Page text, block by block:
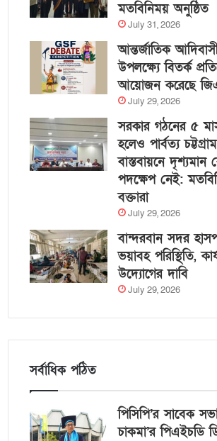
মতবিনিময় অনুষ্ঠিত
July 31, 2026
আন্তর্জাতিক
উপলক্ষ্যে বিতর্ক
আয়োজন করেছে
July 29, 2026
সরকার গঠনের ৫
হলেও পার্বত্য
বাস্তবায়নে
পদক্ষেপ নেই:
বক্তারা
July 29, 2026
বান্দরবান সদর
ভয়াবহ পরিস্থিতি,
উদ্যোগের দাবি
July 29, 2026
সর্বাধিক পঠিত
পিসিপি’র সাবেক
চাকমা’র পিএইচডি